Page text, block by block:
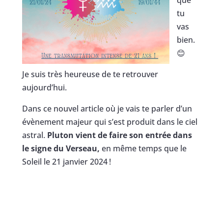
tu
vas
bien.
😊
Je suis très heureuse de te retrouver
aujourd’hui.
Dans ce nouvel article où je vais te parler d’un
évènement majeur qui s’est produit dans le ciel
astral. Pluton vient de faire son entrée dans
le signe du Verseau, en même temps que le
Soleil le 21 janvier 2024 !